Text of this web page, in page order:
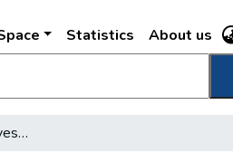
Statistics About us
Budapesten a 11-14 éves gyermekek 83%-a reagál tuberkulinra